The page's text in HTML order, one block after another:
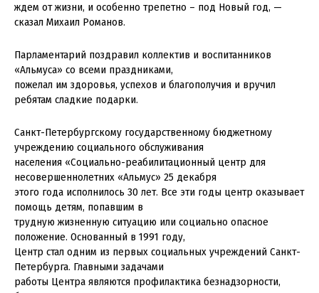
ждем от жизни, и особенно трепетно – под Новый год, —
сказал Михаил Романов.
Парламентарий поздравил коллектив и воспитанников
«Альмуса» со всеми праздниками,
пожелал им здоровья, успехов и благополучия и вручил
ребятам сладкие подарки.
Санкт-Петербургскому государственному бюджетному
учреждению социального обслуживания
населения «Социально-реабилитационный центр для
несовершеннолетних «Альмус» 25 декабря
этого года исполнилось 30 лет. Все эти годы центр оказывает
помощь детям, попавшим в
трудную жизненную ситуацию или социально опасное
положение. Основанный в 1991 году,
Центр стал одним из первых социальных учреждений Санкт-
Петербурга. Главными задачами
работы Центра являются профилактика безнадзорности,